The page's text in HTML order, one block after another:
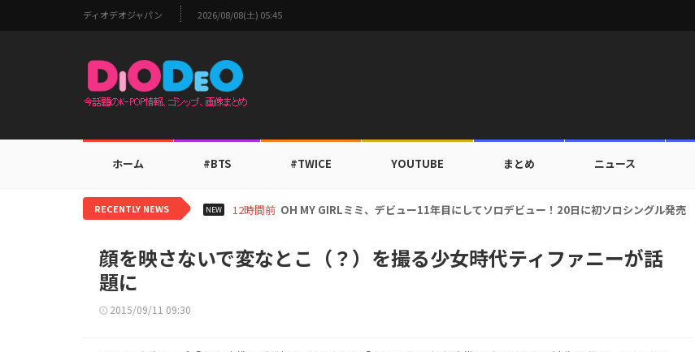
ディオデオジャパン 2026/08/08(土) 05:45
ホーム #BTS #TWICE YOUTUBE まとめ ニュース
RECENTLY NEWS NEW 12時間前 OH MY GIRLミミ、デビュー11年目にしてソロデビュー！20日に初ソロシングル発売
顔を映さないで変なとこ（？）を撮る少女時代ティファニーが話
題に
2015/09/11 09:30